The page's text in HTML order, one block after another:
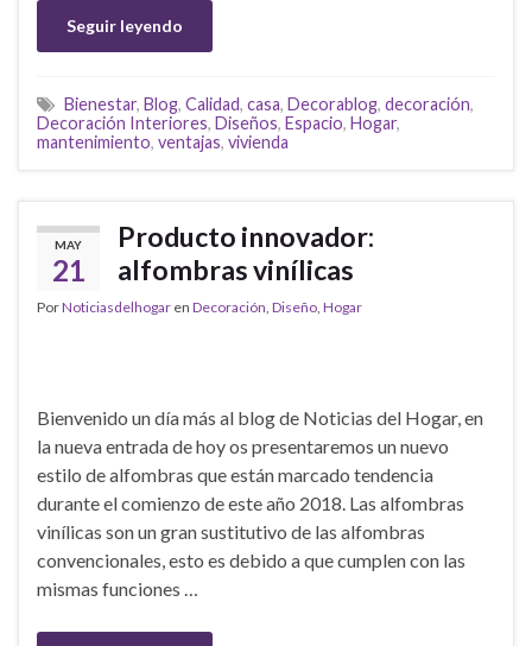
Seguir leyendo
Bienestar, Blog, Calidad, casa, Decorablog, decoración,
Decoración Interiores, Diseños, Espacio, Hogar,
mantenimiento, ventajas, vivienda
MAY
21
Producto innovador:
alfombras vinílicas
PorNoticiasdelhogar en Decoración, Diseño, Hogar
Bienvenido un día más al blog de Noticias del Hogar, en
la nueva entrada de hoy os presentaremos un nuevo
estilo de alfombras que están marcado tendencia
durante el comienzo de este año 2018. Las alfombras
vinílicas son un gran sustitutivo de las alfombras
convencionales, esto es debido a que cumplen con las
mismas funciones …